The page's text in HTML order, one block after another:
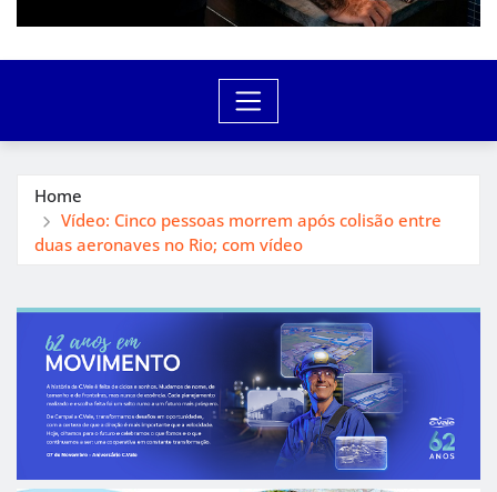
Home
Vídeo: Cinco pessoas morrem após colisão entre
duas aeronaves no Rio; com vídeo